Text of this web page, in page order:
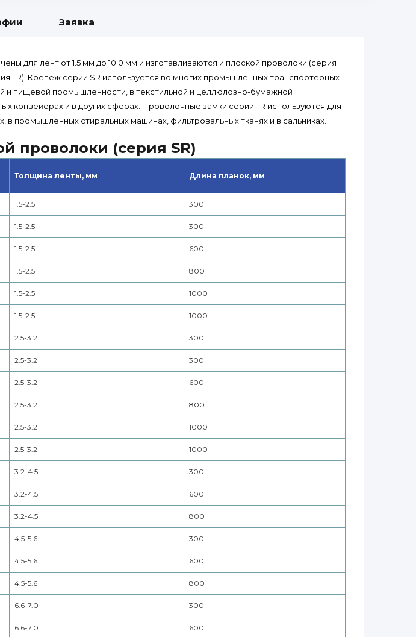
Заявка
для лент от 1.5 мм до 10.0 мм и изготавливаются и плоской проволоки (серия
TR). Крепеж серии SR используется во многих промышленных транспортерных
и пищевой промышленности, в текстильной и целлюлозно-бумажной
конвейерах и в других сферах. Проволочные замки серии TR используются для
в промышленных стиральных машинах, фильтровальных тканях и в сальниках.
проволоки (серия SR)
Толщина ленты, мм Длина планок, мм
1.5-2.5 300
1.5-2.5 300
1.5-2.5 600
1.5-2.5 800
1.5-2.5 1000
1.5-2.5 1000
2.5-3.2 300
2.5-3.2 300
2.5-3.2 600
2.5-3.2 800
2.5-3.2 1000
2.5-3.2 1000
3.2-4.5 300
3.2-4.5 600
3.2-4.5 800
4.5-5.6 300
4.5-5.6 600
4.5-5.6 800
6.6-7.0 300
6.6-7.0 600